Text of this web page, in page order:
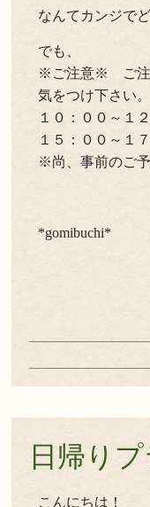
なんてカンジで
でも、
※ご注意※ ご注
気をつけ下さい。
１０：００～１
１５：００～１
※尚、事前のご予
*gomibuchi*
日帰り
こんにちは！